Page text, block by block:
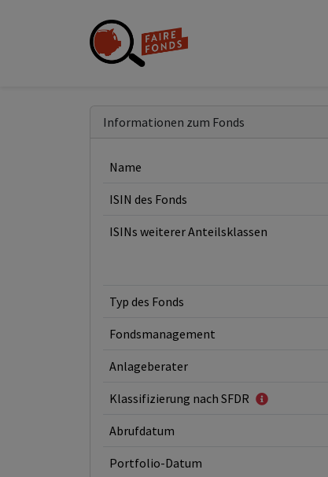
Informationen zum Fonds
Name
ISIN des Fonds
ISINs weiterer Anteilsklassen
Typ des Fonds
Fondsmanagement
Anlageberater
Klassifizierung nach SFDR
Abrufdatum
Portfolio-Datum